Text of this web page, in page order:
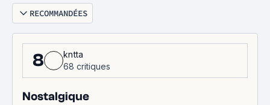
RECOMMANDÉES
8
kntta
68 critiques
Nostalgique